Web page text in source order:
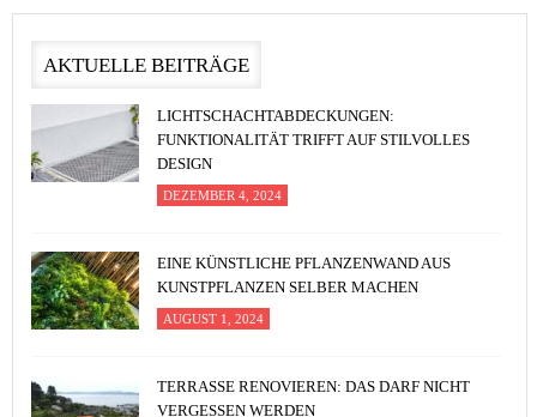
AKTUELLE BEITRÄGE
LICHTSCHACHTABDECKUNGEN:
FUNKTIONALITÄT TRIFFT AUF STILVOLLES
DESIGN
DEZEMBER 4, 2024
EINE KÜNSTLICHE PFLANZENWAND AUS
KUNSTPFLANZEN SELBER MACHEN
AUGUST 1, 2024
TERRASSE RENOVIEREN: DAS DARF NICHT
VERGESSEN WERDEN